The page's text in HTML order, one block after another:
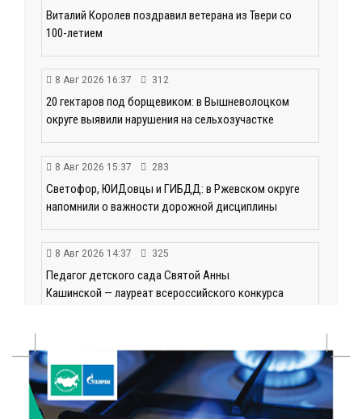
Виталий Королев поздравил ветерана из Твери со
100-летием
8 Авг 2026 16:37 312
20 гектаров под борщевиком: в Вышневолоцком
округе выявили нарушения на сельхозучастке
8 Авг 2026 15:37 283
Светофор, ЮИДовцы и ГИБДД: в Ржевском округе
напомнили о важности дорожной дисциплины
8 Авг 2026 14:37 325
Педагог детского сада Святой Анны
Кашинской — лауреат всероссийского конкурса
Тверские экологи сняли на видео медвежий обед
8 Авг 2026 14:14 397